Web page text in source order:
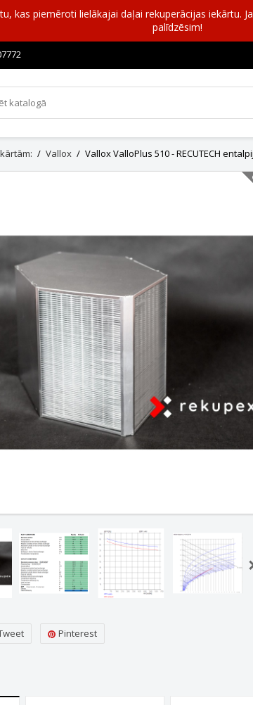
kas piemēroti lielākajai daļai rekuperācijas iekārtu.
palīdzēsim!
Vallox Vallox ValloPlus 510 - RECUTECH
Pinterest